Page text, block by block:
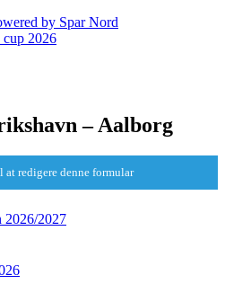
by Spar Nord
2026
– Aalborg
redigere denne formular
2026/2027